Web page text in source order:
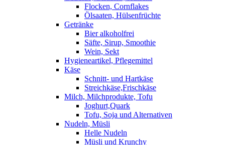
Flocken, Cornflakes
Ölsaaten, Hülsenfrüchte
Getränke
Bier alkoholfrei
Säfte, Sirup, Smoothie
Wein, Sekt
Hygieneartikel, Pflegemittel
Käse
Schnitt- und Hartkäse
Streichkäse,Frischkäse
Milch, Milchprodukte, Tofu
Joghurt,Quark
Tofu, Soja und Alternativen
Nudeln, Müsli
Helle Nudeln
Müsli und Krunchy